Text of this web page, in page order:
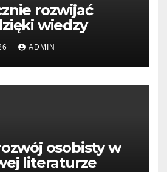
rozwijać
wiedzy
ADMIN
osobisty w
literaturze